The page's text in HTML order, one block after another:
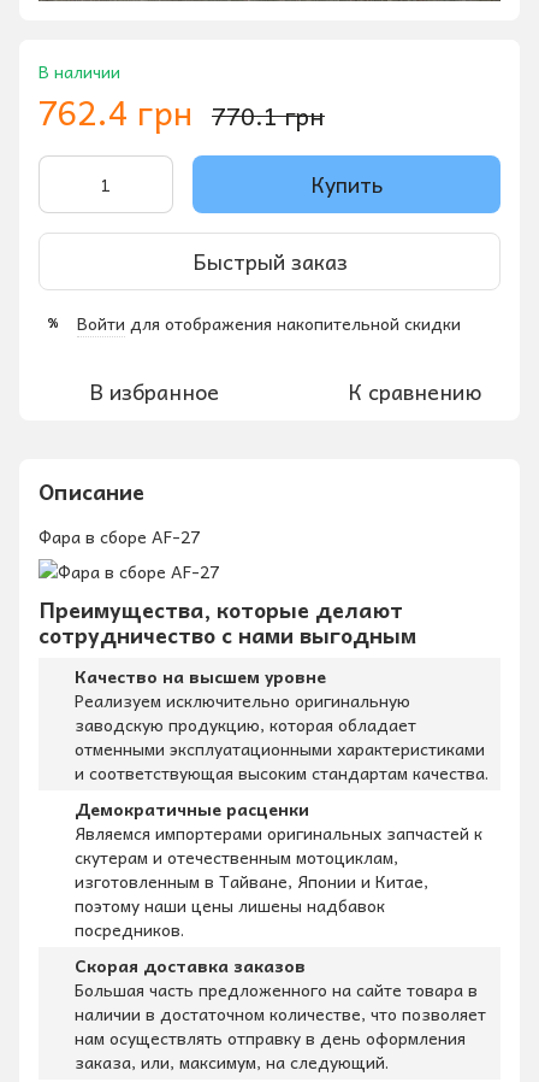
В наличии
762.4 грн 770.1 грн
Купить
Быстрый заказ
% Войти для отображения накопительной скидки
В избранное К сравнению
Описание
Фара в сборе AF-27
Преимущества, которые делают
сотрудничество с нами выгодным
Качество на высшем уровне
Реализуем исключительно оригинальную
заводскую продукцию, которая обладает
отменными эксплуатационными характеристиками
и соответствующая высоким стандартам качества.
Демократичные расценки
Являемся импортерами оригинальных запчастей к
скутерам и отечественным мотоциклам,
изготовленным в Тайване, Японии и Китае,
поэтому наши цены лишены надбавок
посредников.
Скорая доставка заказов
Большая часть предложенного на сайте товара в
наличии в достаточном количестве, что позволяет
нам осуществлять отправку в день оформления
заказа, или, максимум, на следующий.